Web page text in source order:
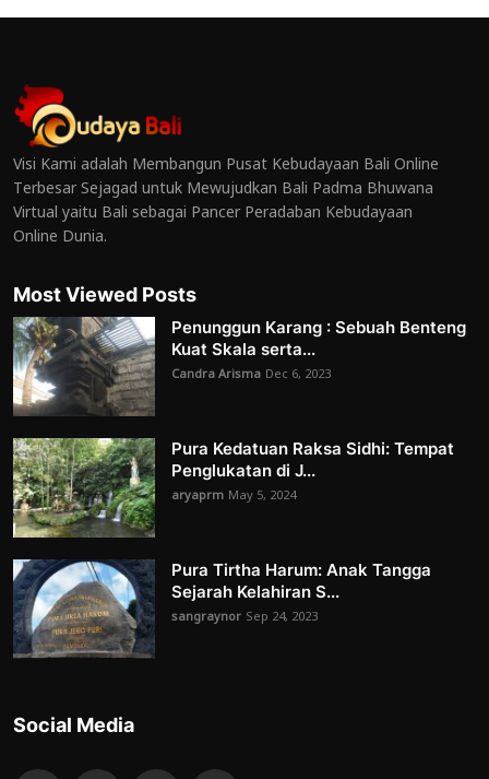
Visi Kami adalah Membangun Pusat Kebudayaan Bali Online
Terbesar Sejagad untuk Mewujudkan Bali Padma Bhuwana
Virtual yaitu Bali sebagai Pancer Peradaban Kebudayaan
Online Dunia.
Most Viewed Posts
Penunggun Karang : Sebuah Benteng
Kuat Skala serta...
Candra Arisma Dec 6, 2023
Pura Kedatuan Raksa Sidhi: Tempat
Penglukatan di J...
aryaprm May 5, 2024
Pura Tirtha Harum: Anak Tangga
Sejarah Kelahiran S...
sangraynor Sep 24, 2023
Social Media